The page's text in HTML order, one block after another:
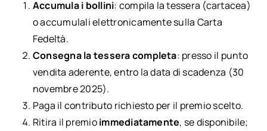
Accumula i bollini: compila la tessera (cartacea)
o accumulali elettronicamente sulla Carta
Fedeltà.
Consegna la tessera completa: presso il punto
vendita aderente, entro la data di scadenza (30
novembre 2025).
Paga il contributo richiesto per il premio scelto.
Ritira il premioimmediatamente, se disponibile;